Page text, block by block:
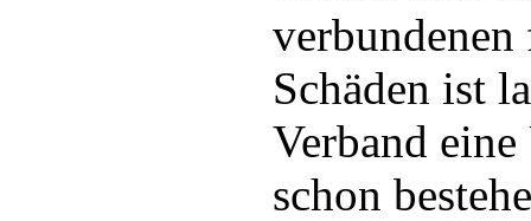
Schäden ist
Verband
schon